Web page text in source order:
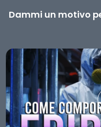
Dammi un motivo